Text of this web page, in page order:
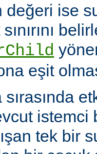
değeri ise
eşit
sırasında
istemci
tek bir